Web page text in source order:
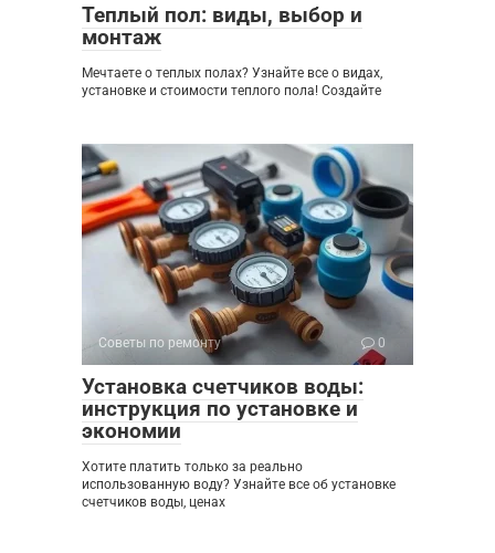
Теплый пол: виды, выбор и
монтаж
Мечтаете о теплых полах? Узнайте все о видах,
установке и стоимости теплого пола! Создайте
Советы по ремонту 0
Установка счетчиков воды:
инструкция по установке и
экономии
Хотите платить только за реально
использованную воду? Узнайте все об установке
счетчиков воды, ценах